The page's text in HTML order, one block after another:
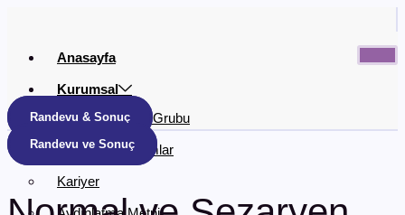
Anasayfa
Kurumsal
Metropol Sağlık Grubu
Anlaşmalı Kurumlar
Kariyer
Randevu & Sonuç
Randevu ve Sonuç